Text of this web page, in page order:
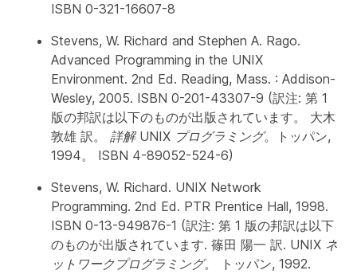
ISBN 0-321-16607-8
Stevens, W. Richard and Stephen A. Rago.
Advanced Programming in the UNIX
Environment. 2nd Ed. Reading, Mass. : Addison-
Wesley, 2005. ISBN 0-201-43307-9 (訳注: 第 1
版の邦訳は以下のものが出版されています。 大木
敦雄 訳。 詳解 UNIX プログラミング。トッパン,
1994。 ISBN 4-89052-524-6)
Stevens, W. Richard. UNIX Network
Programming. 2nd Ed. PTR Prentice Hall, 1998.
ISBN 0-13-949876-1 (訳注: 第 1 版の邦訳は以下
のものが出版されています. 篠田 陽一 訳. UNIX ネ
ットワークプログラミング。 トッパン, 1992.